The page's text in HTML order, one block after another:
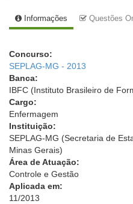
Informações Questões
Concurso:
SEPLAG-MG - 2013
Banca:
IBFC (Instituto Brasileiro de
Cargo:
Enfermagem
Instituição:
SEPLAG-MG (Secretaria de
Minas Gerais)
Área de Atuação:
Controle e Gestão
Aplicada em:
11/2013